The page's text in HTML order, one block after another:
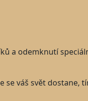
a odemknutí
se váš svět dostane,